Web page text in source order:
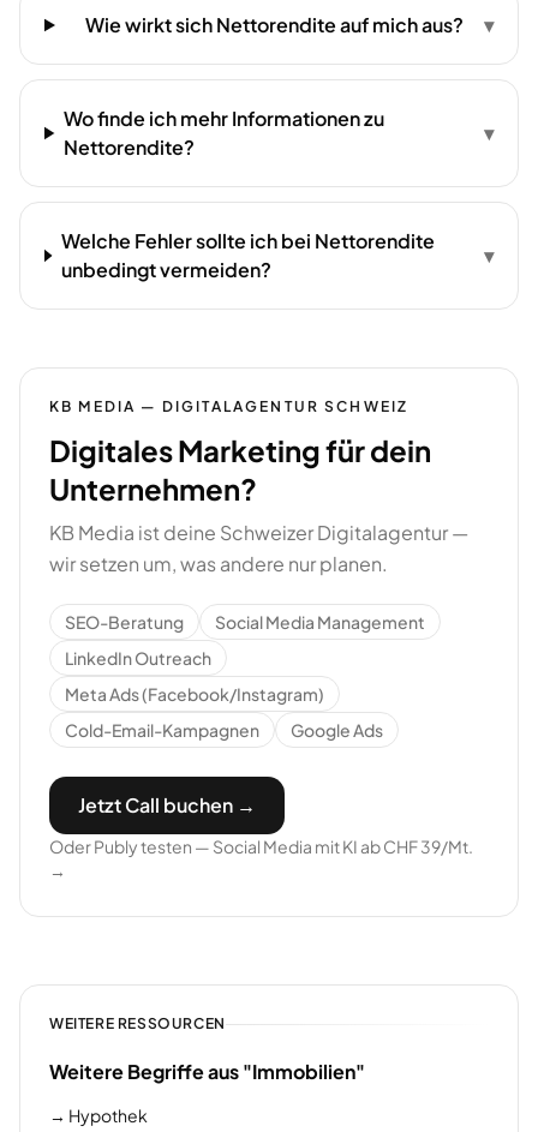
Wie wirkt sich Nettorendite auf mich aus? ▾
Wo finde ich mehr Informationen zu
Nettorendite?
▾
Welche Fehler sollte ich bei Nettorendite
unbedingt vermeiden?
▾
KB MEDIA — DIGITALAGENTUR SCHWEIZ
Digitales Marketing für dein
Unternehmen?
KB Media ist deine Schweizer Digitalagentur —
wir setzen um, was andere nur planen.
SEO-Beratung
Social Media Management
LinkedIn Outreach
Meta Ads (Facebook/Instagram)
Cold-Email-Kampagnen
Google Ads
Jetzt Call buchen →
Oder Publy testen — Social Media mit KI ab CHF 39/Mt.
→
WEITERE RESSOURCEN
Weitere Begriffe aus "Immobilien"
→ Hypothek